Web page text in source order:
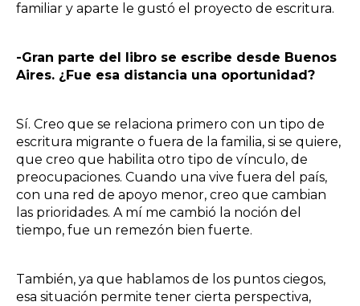
familiar y aparte le gustó el proyecto de escritura.
-Gran parte del libro se escribe desde Buenos
Aires. ¿Fue esa distancia una oportunidad?
Sí. Creo que se relaciona primero con un tipo de
escritura migrante o fuera de la familia, si se quiere,
que creo que habilita otro tipo de vínculo, de
preocupaciones. Cuando una vive fuera del país,
con una red de apoyo menor, creo que cambian
las prioridades. A mí me cambió la noción del
tiempo, fue un remezón bien fuerte.
También, ya que hablamos de los puntos ciegos,
esa situación permite tener cierta perspectiva,